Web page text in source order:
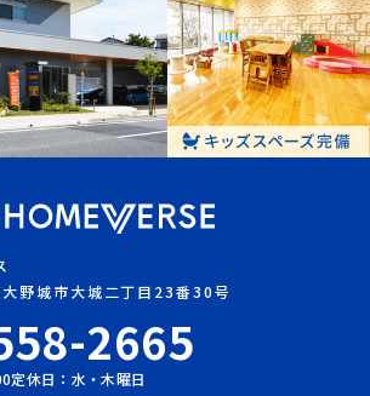
野城市大城二丁目23番30号
2665
定休日：水・木曜日